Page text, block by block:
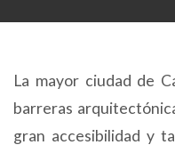
La mayor ciudad de
barreras
gran accesibilidad y